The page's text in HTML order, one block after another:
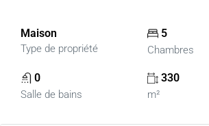
Maison
Type de propriété
5
Chambres
0
Salle de bains
330
m²